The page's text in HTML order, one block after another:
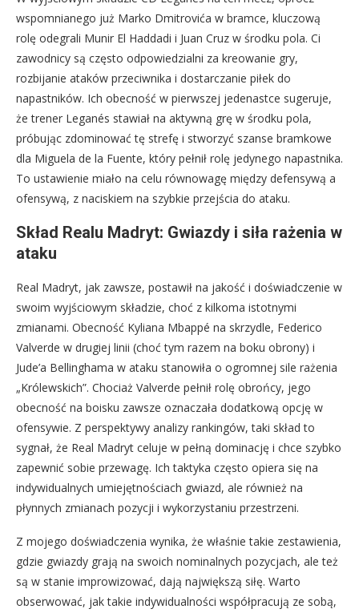
wspomnianego już Marko Dmitrovića w bramce, kluczową
rolę odegrali Munir El Haddadi i Juan Cruz w środku pola. Ci
zawodnicy są często odpowiedzialni za kreowanie gry,
rozbijanie ataków przeciwnika i dostarczanie piłek do
napastników. Ich obecność w pierwszej jedenastce sugeruje,
że trener Leganés stawiał na aktywną grę w środku pola,
próbując zdominować tę strefę i stworzyć szanse bramkowe
dla Miguela de la Fuente, który pełnił rolę jedynego napastnika.
To ustawienie miało na celu równowagę między defensywą a
ofensywą, z naciskiem na szybkie przejścia do ataku.
Skład Realu Madryt: Gwiazdy i siła rażenia w
ataku
Real Madryt, jak zawsze, postawił na jakość i doświadczenie w
swoim wyjściowym składzie, choć z kilkoma istotnymi
zmianami. Obecność Kyliana Mbappé na skrzydle, Federico
Valverde w drugiej linii (choć tym razem na boku obrony) i
Jude’a Bellinghama w ataku stanowiła o ogromnej sile rażenia
„Królewskich”. Chociaż Valverde pełnił rolę obrońcy, jego
obecność na boisku zawsze oznaczała dodatkową opcję w
ofensywie. Z perspektywy analizy rankingów, taki skład to
sygnał, że Real Madryt celuje w pełną dominację i chce szybko
zapewnić sobie przewagę. Ich taktyka często opiera się na
indywidualnych umiejętnościach gwiazd, ale również na
płynnych zmianach pozycji i wykorzystaniu przestrzeni.
Z mojego doświadczenia wynika, że właśnie takie zestawienia,
gdzie gwiazdy grają na swoich nominalnych pozycjach, ale też
są w stanie improwizować, dają największą siłę. Warto
obserwować, jak takie indywidualności współpracują ze sobą,